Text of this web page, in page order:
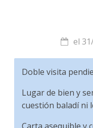
el
Doble visita
Lugar de bien y
cuestión baladí ni